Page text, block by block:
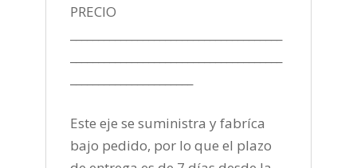
PRECIO
Este eje se suministra y fabríca
bajo pedido, por lo que el plazo